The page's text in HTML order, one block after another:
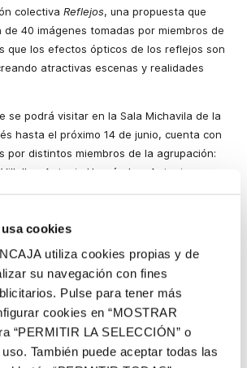
cookies
utiliza cookies propias y de
su navegación con fines
Pulse para tener más
cookies en “MOSTRAR
“PERMITIR LA SELECCIÓN” o
También puede aceptar todas las
colectiva Reflejos, una propuesta que
de 40 imágenes tomadas por miembros de
que los efectos ópticos de los reflejos son
atractivas escenas y realidades
se podrá visitar en la Sala Michavila de la
hasta el próximo 14 de junio, cuenta con
por distintos miembros de la agrupación:
Antonio Hernández, Antonio
Eliseo Durbá, Enrique Herrero, Francisco
José. A. Martínez, José. A.
Juan García, Juan F. Higueras, Juan M.
José F. Lacoba, Lorenzo López, M.
Madurga, Mnel Channel, Marisa
Martínez, Pascual Fabregat, Pedro Díaz,
Alba, Ramón Cormano, Salvador Moragón,
Victoriano Parral y Yaroslav Melnyk.